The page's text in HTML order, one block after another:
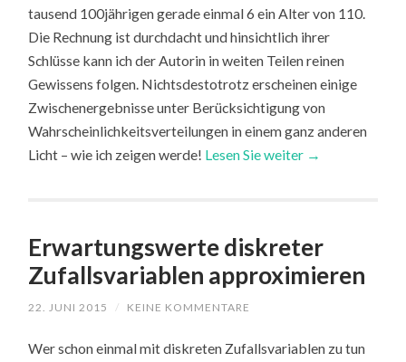
tausend 100jährigen gerade einmal 6 ein Alter von 110.
Die Rechnung ist durchdacht und hinsichtlich ihrer
Schlüsse kann ich der Autorin in weiten Teilen reinen
Gewissens folgen. Nichtsdestotrotz erscheinen einige
Zwischenergebnisse unter Berücksichtigung von
Wahrscheinlichkeitsverteilungen in einem ganz anderen
Licht – wie ich zeigen werde! Lesen Sie weiter →
Erwartungswerte diskreter
Zufallsvariablen approximieren
22. JUNI 2015 / KEINE KOMMENTARE
Wer schon einmal mit diskreten Zufallsvariablen zu tun